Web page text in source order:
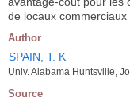
de locaux commerciaux
Author
SPAIN, T. K
Univ. Alabama Huntsville,
Source